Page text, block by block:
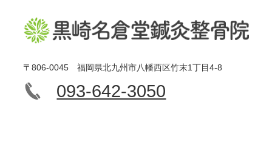
〒806-0045 福岡県北九州市八幡西区竹末1丁目4-8
093-642-3050